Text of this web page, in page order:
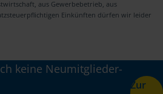
aus Gewerbebetrieb, aus
Einkünften dürfen wir leider
keine Neumitglieder-
Zur